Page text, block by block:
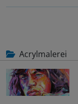
Acrylmalerei